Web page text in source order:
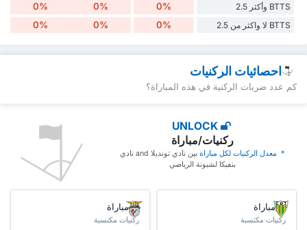
BTTS وأكثر 2.5 0%
0%
0%
BTTS لا واكثر من 2.5 0%
0%
0%
احصائيات الركنيات
كم عدد ضربات الركنية في هذه المباراة؟
UNLOCK
ركنيات/مباراة
* ‏ ‏معدل الركنيات لكل مباراة
‏بين نادي تونديلا and نادي
بنفيكا لشبونة الرياضي
/مباراة
ركنيات مكتسبة
/مباراة
ركنيات مكتسبة